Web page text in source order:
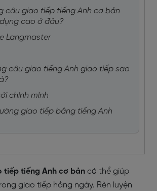
câu giao tiếp tiếng Anh cơ bản
cao ở đâu?
Langmaster
câu giao tiếng Anh giao tiếp sao
chính mình
giao tiếp bằng tiếng Anh
tiếp tiếng Anh cơ bản có thể giúp
giao tiếp hằng ngày. Rèn luyện